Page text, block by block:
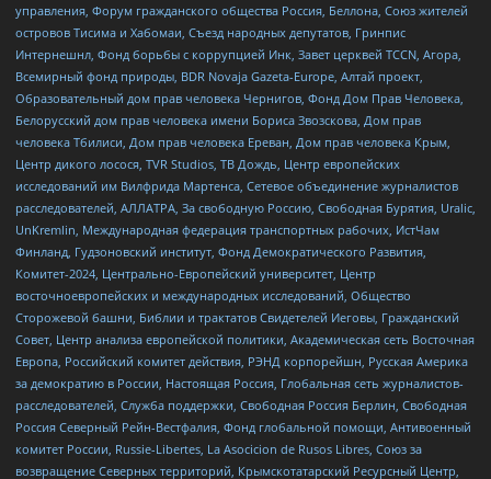
управления, Форум гражданского общества Россия, Беллона, Союз жителей
островов Тисима и Хабомаи, Съезд народных депутатов, Гринпис
Интернешнл, Фонд борьбы с коррупцией Инк, Завет церквей TCCN, Агора,
Всемирный фонд природы, BDR Novaja Gazeta-Europe, Алтай проект,
Образовательный дом прав человека Чернигов, Фонд Дом Прав Человека,
Белорусский дом прав человека имени Бориса Звозскова, Дом прав
человека Тбилиси, Дом прав человека Ереван, Дом прав человека Крым,
Центр дикого лосося, TVR Studios, ТВ Дождь, Центр европейских
исследований им Вилфрида Мартенса, Сетевое объединение журналистов
расследователей, АЛЛАТРА, За свободную Россию, Свободная Бурятия, Uralic,
UnKremlin, Международная федерация транспортных рабочих, ИстЧам
Финланд, Гудзоновский институт, Фонд Демократического Развития,
Комитет-2024, Центрально-Европейский университет, Центр
восточноевропейских и международных исследований, Общество
Сторожевой башни, Библии и трактатов Свидетелей Иеговы, Гражданский
Совет, Центр анализа европейской политики, Академическая сеть Восточная
Европа, Российский комитет действия, РЭНД корпорейшн, Русская Америка
за демократию в России, Настоящая Россия, Глобальная сеть журналистов-
расследователей, Служба поддержки, Свободная Россия Берлин, Свободная
Россия Северный Рейн-Вестфалия, Фонд глобальной помощи, Антивоенный
комитет России, Russie-Libertes, La Asocicion de Rusos Libres, Союз за
возвращение Северных территорий, Крымскотатарский Ресурсный Центр,